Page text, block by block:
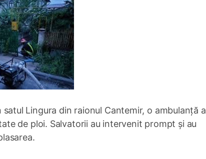
Lingura din raionul Cantemir, o ambulanță a
de ploi. Salvatorii au intervenit prompt și au